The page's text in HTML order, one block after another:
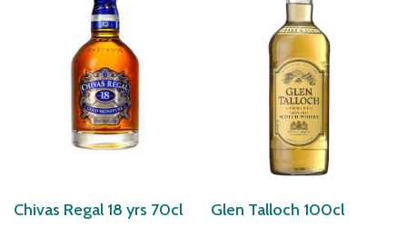
Chivas Regal 18 yrs 70cl Glen Talloch 100cl